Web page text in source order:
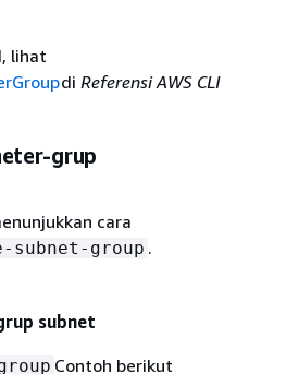
lihat
diReferensi AWS CLI
grup
cara
subnet-group .
subnet
Contoh berikut